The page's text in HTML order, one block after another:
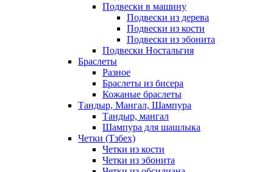
Подвески в машину
Подвески из дерева
Подвески из кости
Подвески из эбонита
Подвески Ностальгия
Браслеты
Разное
Браслеты из бисера
Кожаные браслеты
Тандыр, Мангал, Шампура
Тандыр, мангал
Шампура для шашлыка
Четки (Тзбех)
Четки из кости
Четки из эбонита